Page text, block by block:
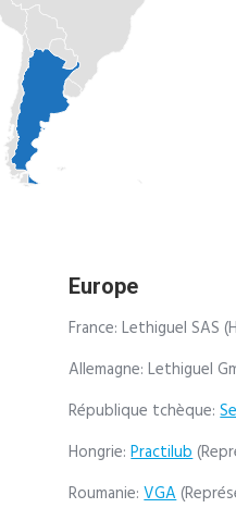
Europe
France: Lethiguel SAS
Allemagne: Lethiguel
République tchèque:
Hongrie:Practilub
Roumanie:VGA